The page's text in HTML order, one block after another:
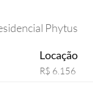
Phytus
Locação
R$ 6.156